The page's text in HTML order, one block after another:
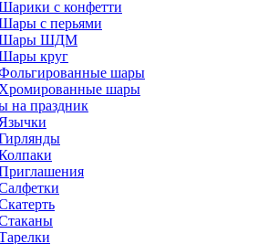
с конфетти
с перьями
ШДМ
круг
шары
Хромированные шары
на праздник
Язычки